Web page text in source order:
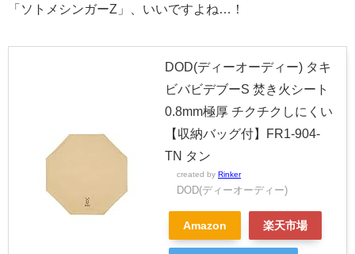
「ソトメシンガーZ」、いいですよね…！
DOD(ディーオーディー) タキ
ビバビデブーS 焚き火シート
0.8mm極厚 チクチクしにくい
【収納バッグ付】FR1-904-
TN タン
created by Rinker
DOD(ディーオーディー)
Amazon 楽天市場